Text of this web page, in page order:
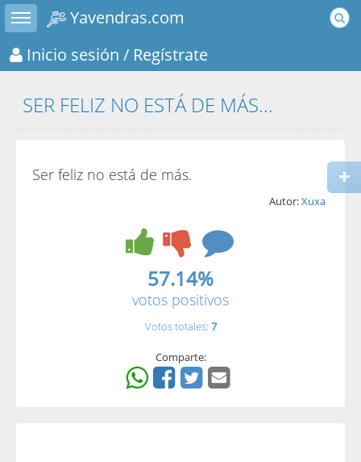
Toggle sidebar
Yavendras.com
Inicio sesión / Regístrate
SER FELIZ NO ESTÁ DE MÁS...
Ser feliz no está de más.
Autor:Xuxa
57.14%
votos positivos
Votos totales: 7
Comparte: